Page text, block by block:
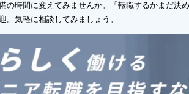
の時間に変えてみませんか。「転職するかまだ決
。気軽に相談してみましょう。